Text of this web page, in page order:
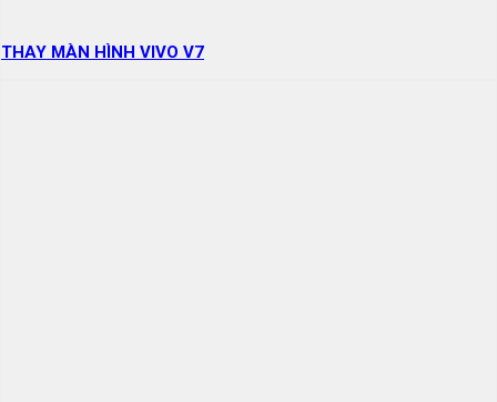
THAY MÀN HÌNH VIVO V7